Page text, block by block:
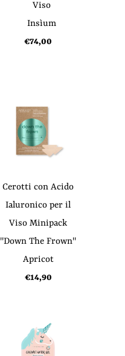
Viso
Insìum
€74,00
Cerotti con Acido
Ialuronico per il
Viso Minipack
"Down The Frown"
Apricot
€14,90